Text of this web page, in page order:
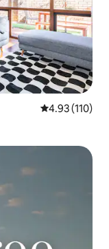
Calificación
4.93 (110)